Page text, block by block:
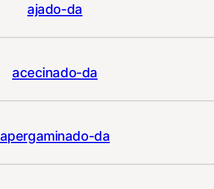
ajado-da
acecinado-da
apergaminado-da